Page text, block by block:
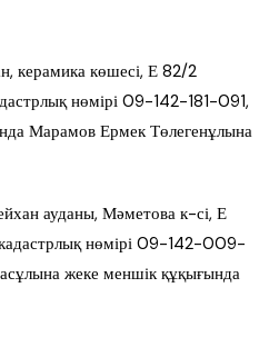
керамика көшесі, Е 82/2
нөмірі 09-142-181-091,
Марамов Ермек Төлегенұлына
ауданы, Мәметова к-сі, Е
кадастрлық нөмірі 09-142-009-
жеке меншік құқығында